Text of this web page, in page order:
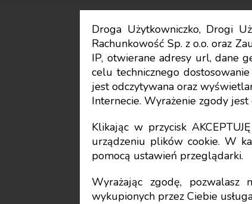
Droga Użytkowniczko, Drogi
Rachunkowość Sp. z o.o. oraz
IP, otwierane adresy url, dane
celu technicznego
jest odczytywana oraz
Internecie. Wyrażenie zgody
Klikając w przycisk
urządzeniu plików cookie. W
pomocą ustawień przeglądarki.
Wyrażając zgodę, pozwalasz
wykupionych przez Ciebie
Polski Ład
PIT czy